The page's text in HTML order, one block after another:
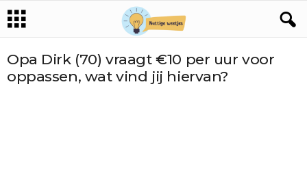
Opa Dirk (70) vraagt €10 per uur voor
oppassen, wat vind jij hiervan?